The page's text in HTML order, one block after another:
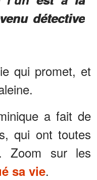
détective
qui promet, et
a fait de
qui ont toutes
Zoom sur les
sa vie.